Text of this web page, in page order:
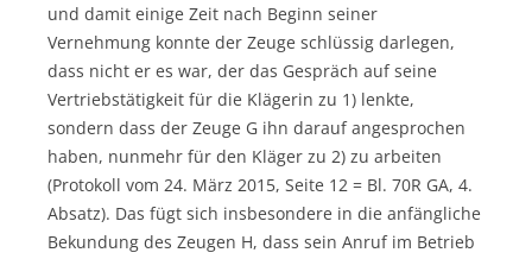
und damit einige Zeit nach Beginn seiner
Vernehmung konnte der Zeuge schlüssig darlegen,
dass nicht er es war, der das Gespräch auf seine
Vertriebstätigkeit für die Klägerin zu 1) lenkte,
sondern dass der Zeuge G ihn darauf angesprochen
haben, nunmehr für den Kläger zu 2) zu arbeiten
(Protokoll vom 24. März 2015, Seite 12 = Bl. 70R GA, 4.
Absatz). Das fügt sich insbesondere in die anfängliche
Bekundung des Zeugen H, dass sein Anruf im Betrieb